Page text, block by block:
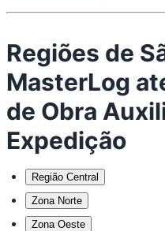
Regiões de
MasterLog
de Obra
Expedição
Região Central
Zona Norte
Zona Oeste